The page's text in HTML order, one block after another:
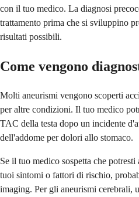
con il tuo medico. La diagnosi
trattamento prima che si sviluppino
risultati possibili.
Come vengono
Molti aneurismi vengono scoperti
per altre condizioni. Il tuo medico
TAC della testa dopo un incidente
dell'addome per dolori allo stomaco.
Se il tuo medico sospetta che
tuoi sintomi o fattori di rischio,
imaging. Per gli aneurismi cerebrali,